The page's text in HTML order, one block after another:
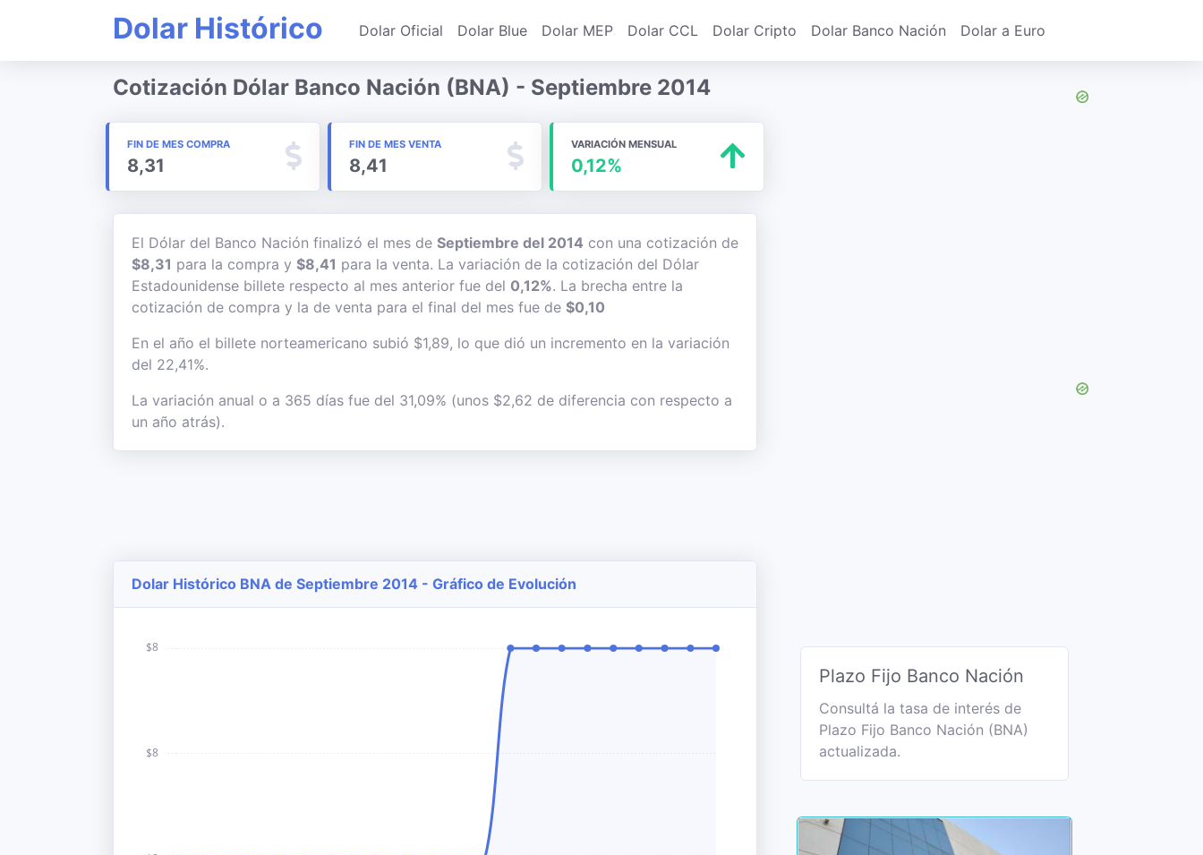
Dolar Histórico Dolar Oficial Dolar Blue Dolar MEP Dolar CCL Dolar Cripto Dolar Banco Nación Dolar a Euro
Cotización Dólar Banco Nación (BNA) - Septiembre 2014
FIN DE MES COMPRA
8,31
FIN DE MES VENTA
8,41
VARIACIÓN MENSUAL
0,12%
El Dólar del Banco Nación finalizó el mes de Septiembre del 2014 con una cotización de
$8,31 para la compra y $8,41 para la venta. La variación de la cotización del Dólar
Estadounidense billete respecto al mes anterior fue del 0,12%. La brecha entre la
cotización de compra y la de venta para el final del mes fue de $0,10
En el año el billete norteamericano subió $1,89, lo que dió un incremento en la variación
del 22,41%.
La variación anual o a 365 días fue del 31,09% (unos $2,62 de diferencia con respecto a
un año atrás).
Dolar Histórico BNA de Septiembre 2014 - Gráfico de Evolución
Plazo Fijo Banco Nación
Consultá la tasa de interés de
Plazo Fijo Banco Nación (BNA)
actualizada.